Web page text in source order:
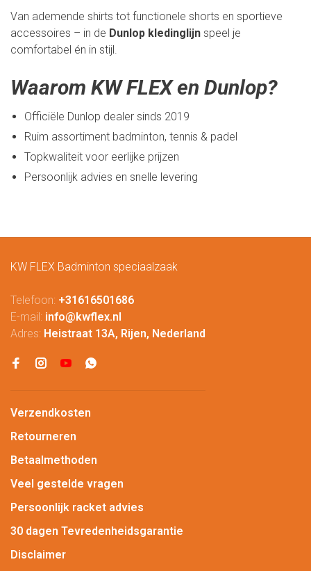
Van ademende shirts tot functionele shorts en sportieve
accessoires – in de Dunlop kledinglijn speel je
comfortabel én in stijl.
Waarom KW FLEX en Dunlop?
Officiële Dunlop dealer sinds 2019
Ruim assortiment badminton, tennis & padel
Topkwaliteit voor eerlijke prijzen
Persoonlijk advies en snelle levering
KW FLEX Badminton speciaalzaak
Telefoon: +31616501686
E-mail: info@kwflex.nl
Adres: Heistraat 13A, Rijen, Nederland
Verzendkosten
Retourneren
Betaalmethoden
Veel gestelde vragen
Persoonlijk racket advies
30 dagen Tevredenheidsgarantie
Disclaimer